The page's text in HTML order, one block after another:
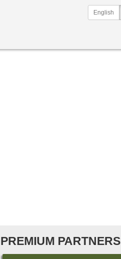
English
PREMIUM PARTNERS